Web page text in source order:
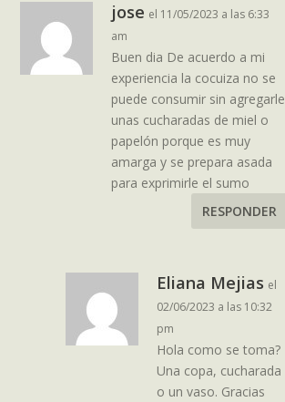
jose el 11/05/2023 a las 6:33
am
Buen dia De acuerdo a mi
experiencia la cocuiza no se
puede consumir sin agregarle
unas cucharadas de miel o
papelón porque es muy
amarga y se prepara asada
para exprimirle el sumo
RESPONDER
Eliana Mejias el
02/06/2023 a las 10:32
pm
Hola como se toma?
Una copa, cucharada
o un vaso. Gracias